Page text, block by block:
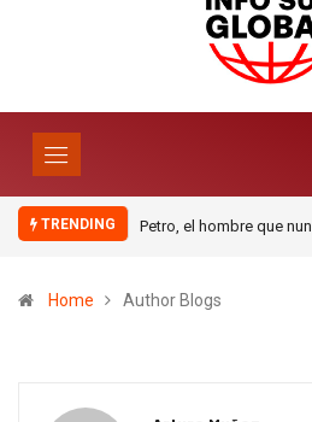
TRENDING
Petro, el hombre que nunca se
Home Author Blogs